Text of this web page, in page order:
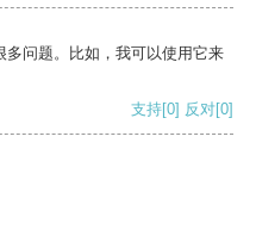
问题。比如，我可以使用它来
支持[0] 反对[0]